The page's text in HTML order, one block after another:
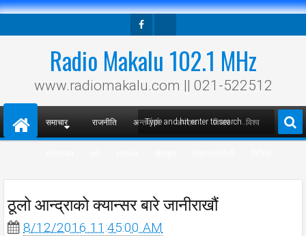
Radio Makalu 102.1 MHz
www.radiomakalu.com || 021-522512
समाचार राजनीति अन्तर्वार्ता अपराध विचार विश्व
ठूलो आन्द्राको क्यान्सर बारे जानीराखौं
8/12/2016 11:45:00 AM